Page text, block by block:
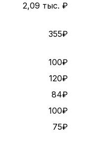
2,09 тыс. ₽
355₽
100₽
120₽
84₽
100₽
75₽